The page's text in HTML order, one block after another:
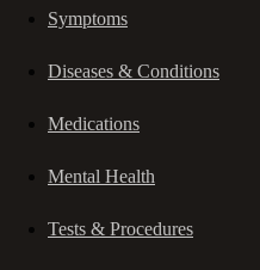
Symptoms
Diseases & Conditions
Medications
Mental Health
Tests & Procedures